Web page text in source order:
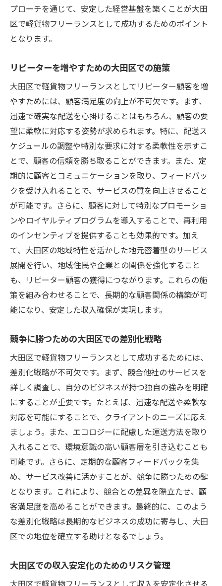
プローチを通じて、安定した経営基盤を築くことが大田
区で軽貨物フリーランスとして成功するためのポイント
となります。
リピーターを増やすための大田区での施策
大田区で軽貨物フリーランスとしてリピーター顧客を増
やすためには、顧客満足度の向上が不可欠です。まず、
迅速で確実な配送を心掛けることはもちろん、顧客の要
望に柔軟に対応する姿勢が求められます。特に、配送ス
ケジュールの調整や特別な要求に対する柔軟性を示すこ
とで、顧客の信頼を勝ち取ることができます。また、定
期的に顧客とコミュニケーションを取り、フィードバッ
クを受け入れることで、サービスの質を向上させること
が可能です。さらに、顧客に対して特別なプロモーショ
ンやロイヤルティプログラムを導入することで、再利用
のインセンティブを提供することも効果的です。加え
て、大田区の地域特性を活かした地元密着型のサービス
展開を行い、地域住民や企業との関係を強化すること
も、リピーター顧客の獲得につながります。これらの施
策を組み合わせることで、長期的な顧客関係の構築が可
能になり、安定した収入確保が実現します。
競争に勝つための大田区での差別化戦略
大田区で軽貨物フリーランスとして成功するためには、
差別化戦略が不可欠です。まず、競合他社のサービスを
詳しく調査し、自分のビジネスが持つ独自の強みを明確
にすることが重要です。たとえば、迅速な配送や柔軟な
対応を可能にすることで、クライアントのニーズに応え
ましょう。また、エコロジーに配慮した運送方法を取り
入れることで、環境意識の高い顧客層を引き込むことも
可能です。さらに、定期的な顧客フィードバックを集
め、サービス改善に活かすことが、競争に勝つための鍵
となります。これにより、競合との差異を際立たせ、顧
客満足度を高めることができます。最終的に、このよう
な差別化戦略は長期的なビジネスの成功に寄与し、大田
区での地位を確立する助けとなるでしょう。
大田区での収入安定化のためのリスク管理
大田区で軽貨物フリーランスとして収入を安定化させる